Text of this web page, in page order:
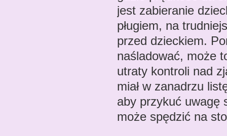
jest zabieranie
pługiem, na
przed dzieckiem.
naśladować, może
utraty kontroli nad
miał w zanadrzu
aby przykuć uwagę
może spędzić na